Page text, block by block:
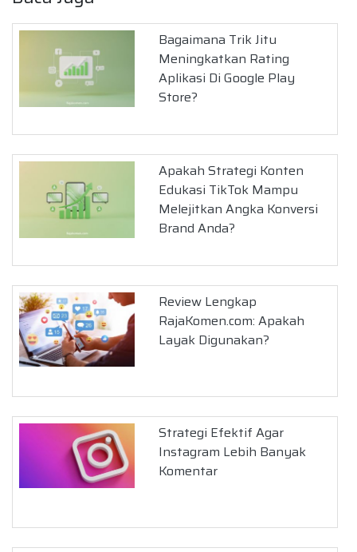
Bagaimana Trik Jitu
Meningkatkan Rating
Aplikasi Di Google Play
Store?
Apakah Strategi Konten
Edukasi TikTok Mampu
Melejitkan Angka Konversi
Brand Anda?
Review Lengkap
RajaKomen.com: Apakah
Layak Digunakan?
Strategi Efektif Agar
Instagram Lebih Banyak
Komentar